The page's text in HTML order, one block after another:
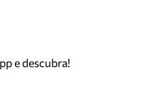
e descubra!